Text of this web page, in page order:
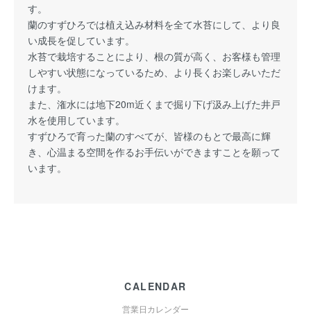
す。
蘭のすずひろでは植え込み材料を全て水苔にして、より良
い成長を促しています。
水苔で栽培することにより、根の質が高く、お客様も管理
しやすい状態になっているため、より長くお楽しみいただ
けます。
また、潅水には地下20m近くまで掘り下げ汲み上げた井戸
水を使用しています。
すずひろで育った蘭のすべてが、皆様のもとで最高に輝
き、心温まる空間を作るお手伝いができますことを願って
います。
CALENDAR
営業日カレンダー